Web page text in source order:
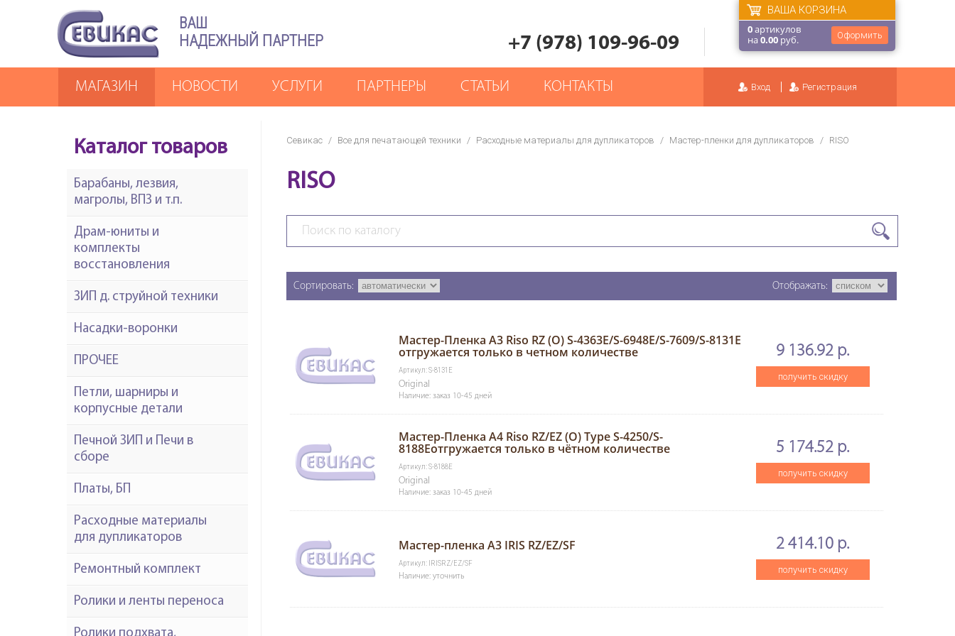
ВАШ
НАДЕЖНЫЙ ПАРТНЕР
+7 (978) 109-96-09 Оформить
ВАША КОРЗИНА
0артикулов
на0.00 руб.
Вход Регистрация
МАГАЗИН НОВОСТИ УСЛУГИ ПАРТНЕРЫ СТАТЬИ КОНТАКТЫ
Севикас / Все для печатающей техники / Расходные материалы для дупликаторов / Мастер-пленки для дупликаторов / RISO
RISO
Сортировать: Отображать:
Мастер-Пленка А3 Riso RZ (O) S-4363E/S-6948E/S-7609/S-8131E
отгружается только в четном количестве
Артикул: S-8131E
Original
Наличие: заказ 10-45 дней
9 136.92 р.
получить скидку
Мастер-Пленка А4 Riso RZ/EZ (O) Type S-4250/S-
8188Eотгружается только в чётном количестве
Артикул: S-8188E
Original
Наличие: заказ 10-45 дней
5 174.52 р.
получить скидку
Мастер-пленка А3 IRIS RZ/EZ/SF
Артикул: IRISRZ/EZ/SF
Наличие: уточнить
2 414.10 р.
получить скидку
Каталог товаров
Барабаны, лезвия,
магролы, ВПЗ и т.п.
Драм-юниты и
комплекты
восстановления
ЗИП д. струйной техники
Насадки-воронки
ПРОЧЕЕ
Петли, шарниры и
корпусные детали
Печной ЗИП и Печи в
сборе
Платы, БП
Расходные материалы
для дупликаторов
Ремонтный комплект
Ролики и ленты переноса